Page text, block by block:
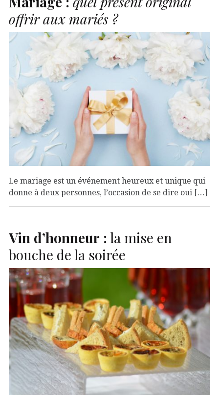
offrir aux mariés ?
Le mariage est un événement heureux et unique qui
donne à deux personnes, l’occasion de se dire oui […]
Vin d’honneur : la mise en
bouche de la soirée